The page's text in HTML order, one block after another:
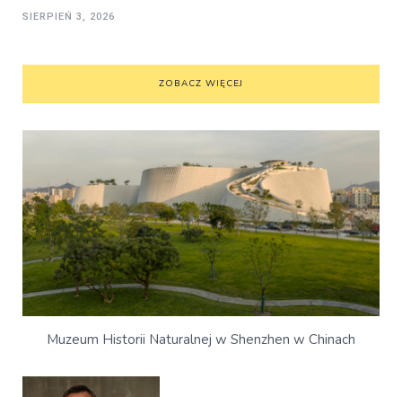
SIERPIEŃ 3, 2026
ZOBACZ WIĘCEJ
Muzeum Historii Naturalnej w Shenzhen w Chinach